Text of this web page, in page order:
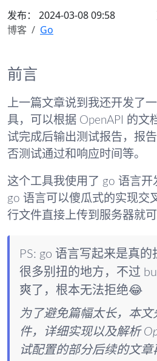
发布： 2024-03-08 09:58
博客
Go
前言
上一篇文章说到我还开发了
具，可以根据 OpenAPI 的文
试完成后输出测试报告，报
否测试通过和响应时间等。
这个工具我使用了 go 语言开
go 语言可以傻瓜式的实现交
行文件直接上传到服务器就
PS: go 语言写起来是真
很多别扭的地方，不过
爽了，根本无法拒绝😂
为了避免篇幅太长，本
件，详细实现以及解析
试配置的部分后续的文章